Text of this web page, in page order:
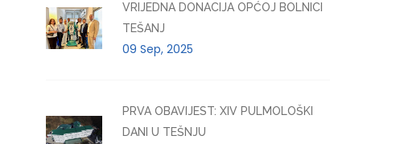
VRIJEDNA DONACIJA OPĆOJ BOLNICI
TEŠANJ
09 Sep, 2025
PRVA OBAVIJEST: XIV PULMOLOŠKI
DANI U TEŠNJU